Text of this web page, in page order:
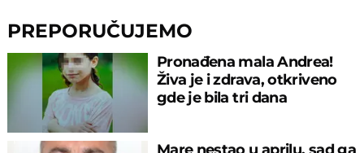
PREPORUČUJEMO
Pronađena mala Andrea!
Živa je i zdrava, otkriveno
gde je bila tri dana
Mare nestao u aprilu, sad ga